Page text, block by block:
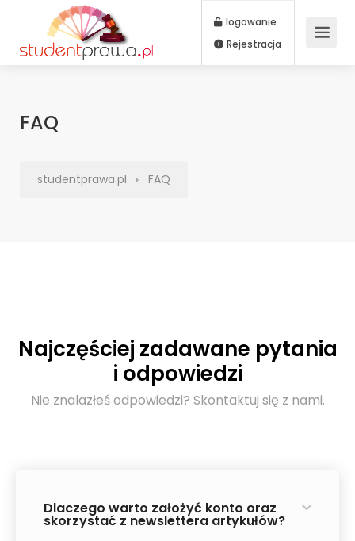
logowanie
Rejestracja
FAQ
studentprawa.pl FAQ
Najczęściej zadawane pytania
i odpowiedzi
Nie znalazłeś odpowiedzi? Skontaktuj się z nami.
Dlaczego warto założyć konto oraz
skorzystać z newslettera artykułów?